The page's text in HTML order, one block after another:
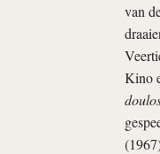
van
Kino